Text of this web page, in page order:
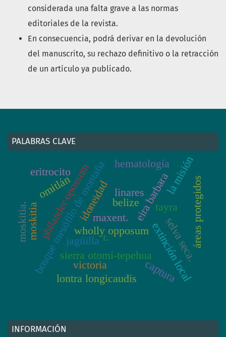
considerada una falta grave a las normas
editoriales de la revista.
En consecuencia, podrá derivar en la devolución
del manuscrito, su rechazo definitivo o la retracción
de un artículo ya publicado.
PALABRAS CLAVE
bosque mesófilo de montaña eira barbara
tayra
wholly opposum
belize
extinción local
idoneidadmaxent.
linares
philander opossum
sierra otomí-tepehua
jagüilla
omitlán
moskitia
eritrocito
hematologíala misión
selva seca.
moskitia.
victoria
áreas protegidos
r.
lontra longicaudis captura
INFORMACIÓN